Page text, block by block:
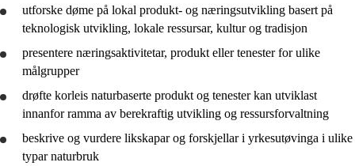
Naturbasert næringsaktivitet
utforske døme på lokal produkt- og næringsutvikling basert på
teknologisk utvikling, lokale ressursar, kultur og tradisjon
presentere næringsaktivitetar, produkt eller tenester for ulike
målgrupper
drøfte korleis naturbaserte produkt og tenester kan utviklast
innanfor ramma av berekraftig utvikling og ressursforvaltning
beskrive og vurdere likskapar og forskjellar i yrkesutøvinga i ulike
typar naturbruk